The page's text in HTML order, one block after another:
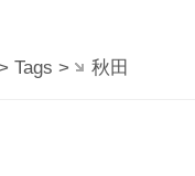
Tags > 秋田